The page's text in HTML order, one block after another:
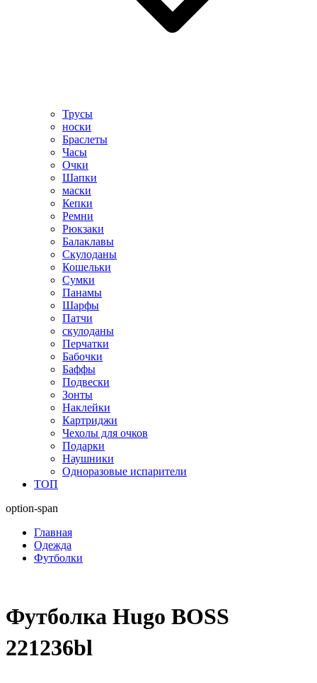
Трусы
носки
Браслеты
Часы
Очки
Шапки
маски
Кепки
Ремни
Рюкзаки
Балаклавы
Скулоданы
Кошельки
Сумки
Панамы
Шарфы
Патчи
скулоданы
Перчатки
Бабочки
Баффы
Подвески
Зонты
Наклейки
Картриджи
Чехолы для очков
Подарки
Наушники
Одноразовые испарители
ТОП
option-span
Главная
Одежда
Футболки
Футболка Hugo BOSS
221236bl